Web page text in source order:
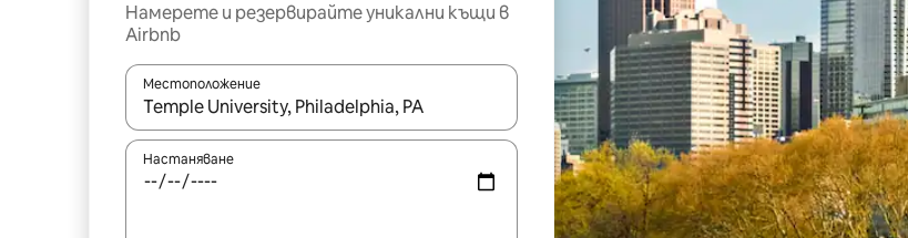
Намерете и резервирайте уникални къщи в
Airbnb
Местоположение
Когато резултатите се покажат, използвайте клавишите със стрелки нагоре и надолу или
Настаняване